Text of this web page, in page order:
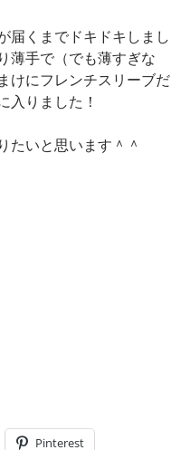
くまでドキドキしまし
薄手で（でも薄すぎな
けにフレンチスリーブだ
入りました！
たいと思います＾＾
Pinterest